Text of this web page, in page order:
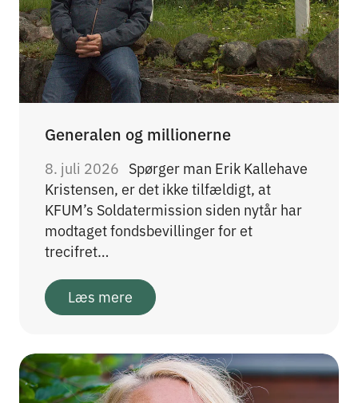
Generalen og millionerne
8. juli 2026 Spørger man Erik Kallehave
Kristensen, er det ikke tilfældigt, at
KFUM’s Soldatermission siden nytår har
modtaget fondsbevillinger for et
trecifret…
Læs mere